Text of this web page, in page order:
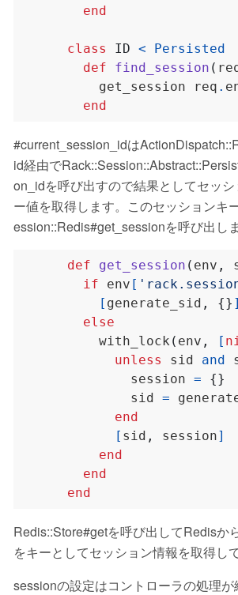
end
class ID <
Persisted
def
find_session (
          get_session req
.
end
#current_session_idは
id経由で
on_idを呼び出すので結果としてセッ
ー値を取得します。このセッションキ
ession::Redis#get_sessionを呼び出しま
def get_session ( env ,
if env [
[ generate_sid , {} ]
else
          with_lock
( env , [
unless
sid and
              session
=
{}
              sid
=
end
[ sid , session]
end
end
end
Redis::Store#getを呼び出してRedisか
をキーとしてセッション情報を取得し
sessionの設定はコントローラの処理が